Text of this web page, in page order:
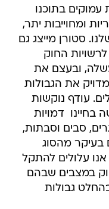
בתוכנו
ומחוייבות יתר,
סטורן מייצג גם
החוק
ובעצם את
את הגבולות
עודף נוקשות
 דמויות
סבים וסבתות,
בעיקר מהסוג
אנו עלולים להתקל
במצבים שבהם
גבולות